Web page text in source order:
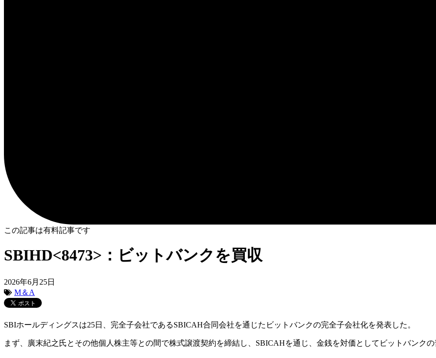
この記事は有料記事です
SBIHD<8473>：ビットバンクを買収
2026年6月25日
M＆A
SBIホールディングスは25日、完全子会社であるSBICAH合同会社を通じたビットバンクの完全子会社化を発表した。
まず、廣末紀之氏とその他個人株主等との間で株式譲渡契約を締結し、SBICAHを通じ、金銭を対価としてビットバンクの